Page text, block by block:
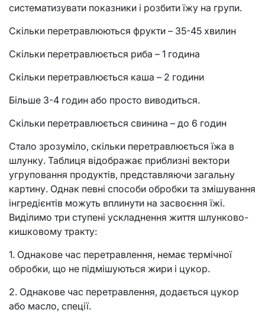
систематизувати показники і розбити їжу на групи.
Скільки перетравлюються фрукти – 35-45 хвилин
Скільки перетравлюється риба – 1 година
Скільки перетравлюється каша – 2 години
Більше 3-4 годин або просто виводиться.
Скільки перетравлюється свинина – до 6 годин
Стало зрозуміло, скільки перетравлюється їжа в
шлунку. Таблиця відображає приблизні вектори
угруповання продуктів, представляючи загальну
картину. Однак певні способи обробки та змішування
інгредієнтів можуть вплинути на засвоєння їжі.
Виділимо три ступені ускладнення життя шлунково-
кишковому тракту:
1. Однакове час перетравлення, немає термічної
обробки, що не підмішуються жири і цукор.
2. Однакове час перетравлення, додається цукор
або масло, спеції.